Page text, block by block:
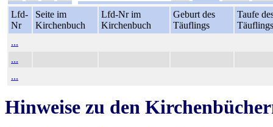
Lfd-
Nr
Seite im
Kirchenbuch
Lfd-Nr im
Kirchenbuch
Geburt des
Täuflings
Taufe
Täuflings
...
...
...
Hinweise zu den